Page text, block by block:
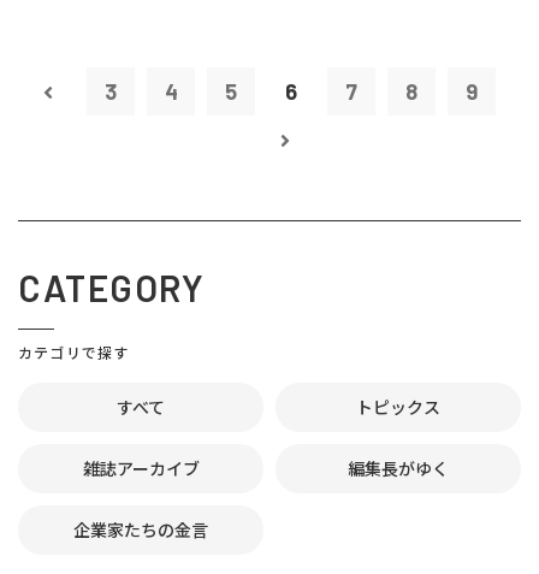
3 4 5 6 7 8 9
CATEGORY
カテゴリで探す
すべて トピックス
雑誌アーカイブ 編集長がゆく
企業家たちの金言